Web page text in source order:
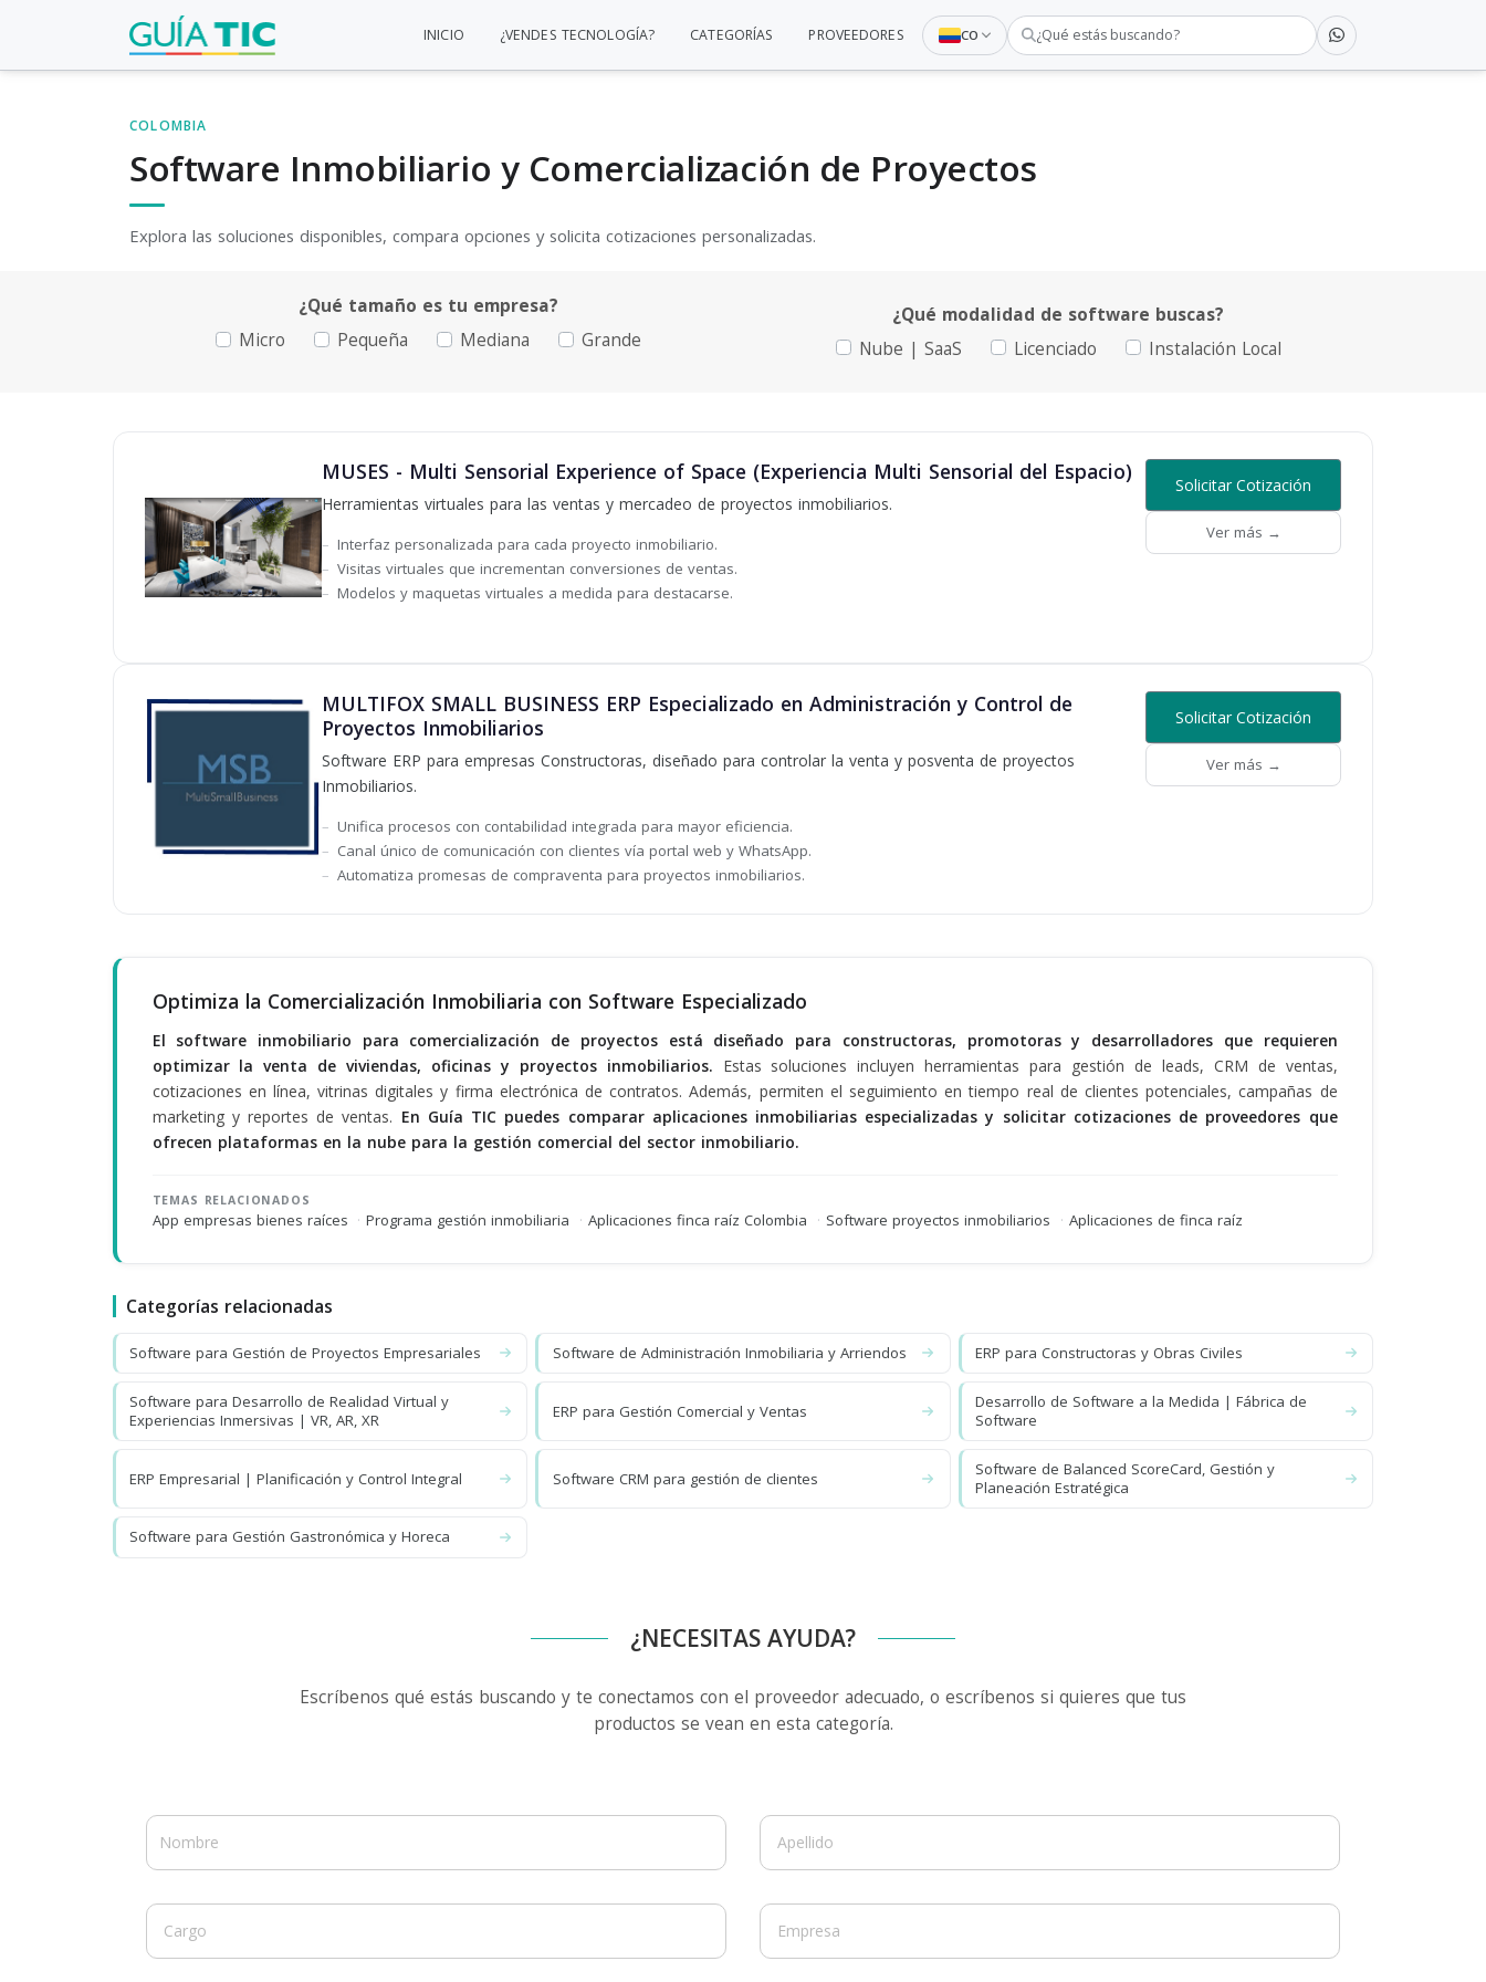
CO ¿Qué estás buscando?
INICIO ¿VENDES TECNOLOGÍA? CATEGORÍAS PROVEEDORES
COLOMBIA
Software Inmobiliario y Comercialización de Proyectos
Explora las soluciones disponibles, compara opciones y solicita cotizaciones personalizadas.
¿Qué tamaño es tu empresa?
Micro
Pequeña Mediana Grande
¿Qué modalidad de software buscas?
Nube | SaaS
Licenciado Instalación Local
MUSES - Multi Sensorial Experience of Space (Experiencia Multi Sensorial del Espacio)
Herramientas virtuales para las ventas y mercadeo de proyectos inmobiliarios.
Interfaz personalizada para cada proyecto inmobiliario.
Visitas virtuales que incrementan conversiones de ventas.
Modelos y maquetas virtuales a medida para destacarse.
Solicitar Cotización
Ver más →
MULTIFOX SMALL BUSINESS ERP Especializado en Administración y Control de
Proyectos Inmobiliarios
Software ERP para empresas Constructoras, diseñado para controlar la venta y posventa de proyectos
Inmobiliarios.
Unifica procesos con contabilidad integrada para mayor eficiencia.
Canal único de comunicación con clientes vía portal web y WhatsApp.
Automatiza promesas de compraventa para proyectos inmobiliarios.
Solicitar Cotización
Ver más →
Optimiza la Comercialización Inmobiliaria con Software Especializado
El software inmobiliario para comercialización de proyectos está diseñado para constructoras, promotoras y desarrolladores que requieren
optimizar la venta de viviendas, oficinas y proyectos inmobiliarios. Estas soluciones incluyen herramientas para gestión de leads, CRM de ventas,
cotizaciones en línea, vitrinas digitales y firma electrónica de contratos. Además, permiten el seguimiento en tiempo real de clientes potenciales, campañas de
marketing y reportes de ventas. En Guía TIC puedes comparar aplicaciones inmobiliarias especializadas y solicitar cotizaciones de proveedores que
ofrecen plataformas en la nube para la gestión comercial del sector inmobiliario.
TEMAS RELACIONADOS
App empresas bienes raíces · Programa gestión inmobiliaria · Aplicaciones finca raíz Colombia · Software proyectos inmobiliarios · Aplicaciones de finca raíz
Categorías relacionadas
Software para Gestión de Proyectos Empresariales Software de Administración Inmobiliaria y Arriendos ERP para Constructoras y Obras Civiles
Software para Desarrollo de Realidad Virtual y
Experiencias Inmersivas | VR, AR, XR
ERP para Gestión Comercial y Ventas
Desarrollo de Software a la Medida | Fábrica de
Software
ERP Empresarial | Planificación y Control Integral Software CRM para gestión de clientes
Software de Balanced ScoreCard, Gestión y
Planeación Estratégica
Software para Gestión Gastronómica y Horeca
¿NECESITAS AYUDA?
Escríbenos qué estás buscando y te conectamos con el proveedor adecuado, o escríbenos si quieres que tus
productos se vean en esta categoría.